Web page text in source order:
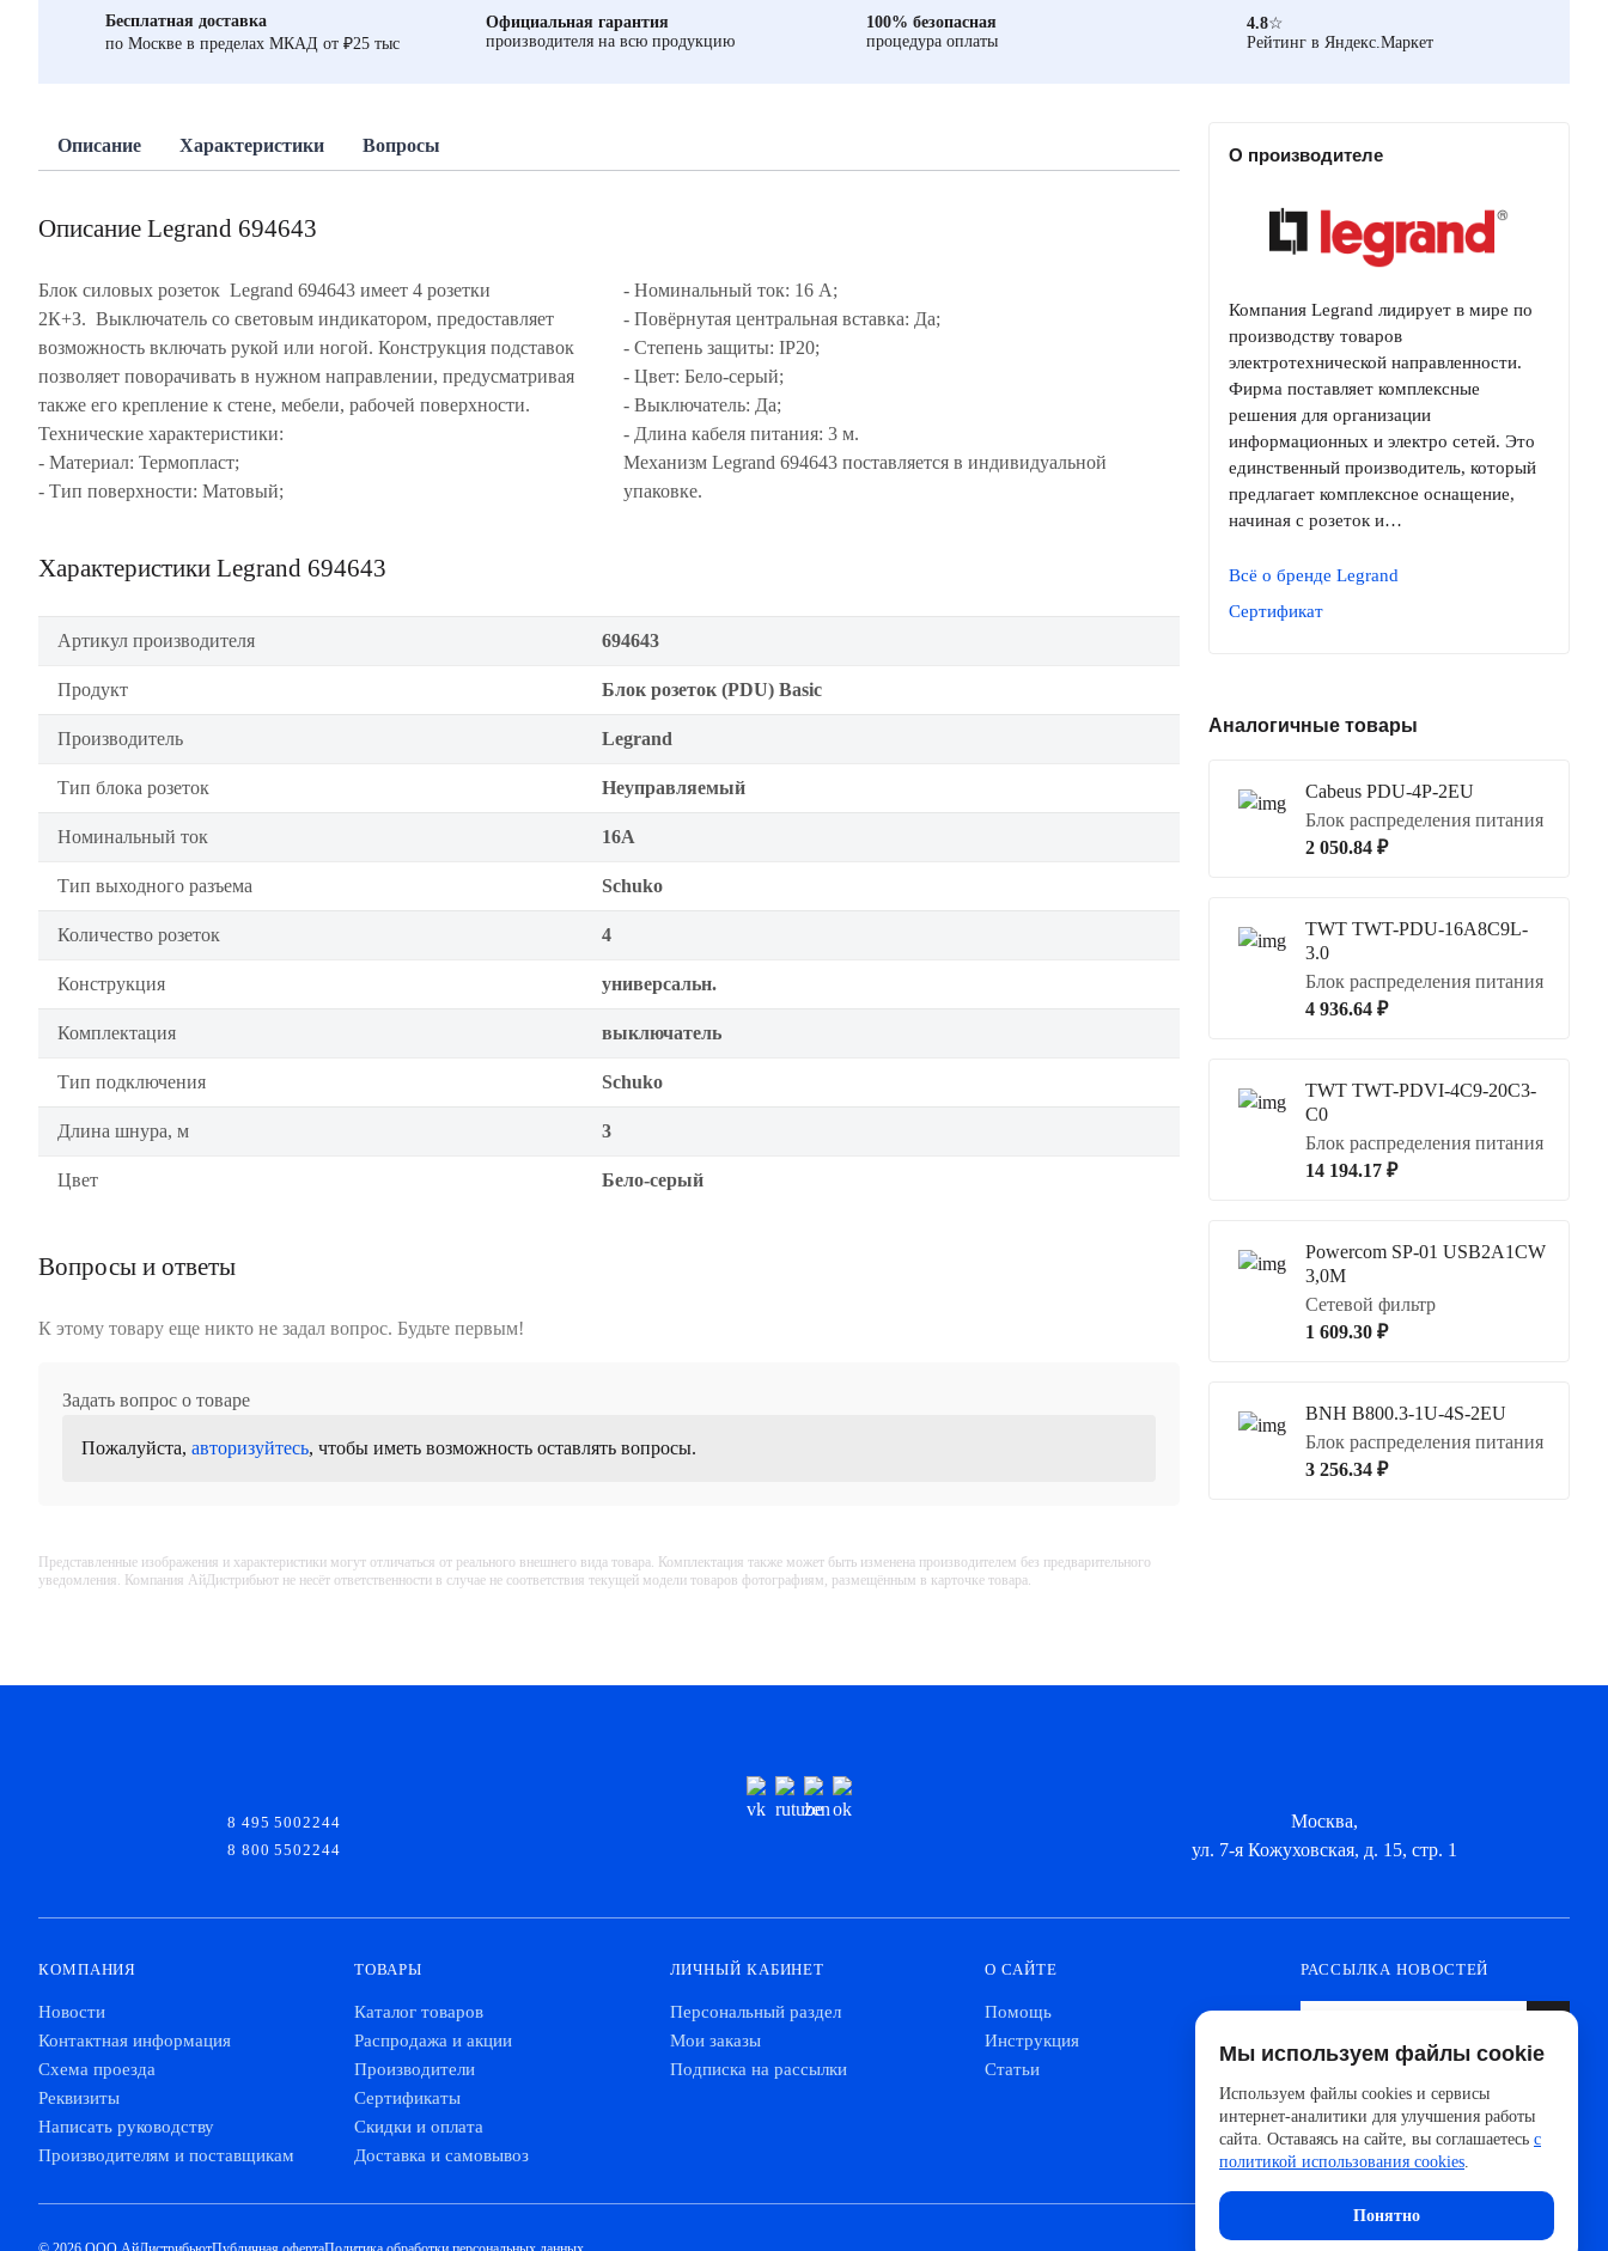
Бесплатная доставка
по Москве в пределах МКАД от ₽25 тыс
Официальная гарантия
производителя на всю продукцию
100% безопасная
процедура оплаты
4.8☆
Рейтинг в Яндекс.Маркет
Описание Характеристики Вопросы
Описание Legrand 694643
Блок силовых розеток Legrand 694643 имеет 4 розетки
2К+З. Выключатель со световым индикатором, предоставляет
возможность включать рукой или ногой. Конструкция подставок
позволяет поворачивать в нужном направлении, предусматривая
также его крепление к стене, мебели, рабочей поверхности.
Технические характеристики:
- Материал: Термопласт;
- Тип поверхности: Матовый;
- Номинальный ток: 16 А;
- Повёрнутая центральная вставка: Да;
- Степень защиты: IP20;
- Цвет: Бело-серый;
- Выключатель: Да;
- Длина кабеля питания: 3 м.
Механизм Legrand 694643 поставляется в индивидуальной
упаковке.
Характеристики Legrand 694643
Артикул производителя 694643
Продукт Блок розеток (PDU) Basic
Производитель Legrand
Тип блока розеток Неуправляемый
Номинальный ток 16А
Тип выходного разъема Schuko
Количество розеток 4
Конструкция универсальн.
Комплектация выключатель
Тип подключения Schuko
Длина шнура, м 3
Цвет Бело-серый
Вопросы и ответы
К этому товару еще никто не задал вопрос. Будьте первым!
Задать вопрос о товаре
Пожалуйста, авторизуйтесь, чтобы иметь возможность оставлять вопросы.
Представленные изображения и характеристики могут отличаться от реального внешнего вида товара. Комплектация также может быть изменена производителем без предварительного
уведомления. Компания АйДистрибьют не несёт ответственности в случае не соответствия текущей модели товаров фотографиям, размещённым в карточке товара.
О производителе
Компания Legrand лидирует в мире по
производству товаров
электротехнической направленности.
Фирма поставляет комплексные
решения для организации
информационных и электро сетей. Это
единственный производитель, который
предлагает комплексное оснащение,
начиная с розеток и…
Всё о бренде Legrand
Сертификат
Аналогичные товары
Cabeus PDU-4P-2EU
Блок распределения питания
2 050.84 ₽
TWT TWT-PDU-16A8C9L-
3.0
Блок распределения питания
4 936.64 ₽
TWT TWT-PDVI-4C9-20C3-
C0
Блок распределения питания
14 194.17 ₽
Powercom SP-01 USB2A1CW
3,0М
Сетевой фильтр
1 609.30 ₽
BNH B800.3-1U-4S-2EU
Блок распределения питания
3 256.34 ₽
8 495 5002244
8 800 5502244
Москва,
ул. 7-я Кожуховская, д. 15, стр. 1
КОМПАНИЯ
Новости
Контактная информация
Схема проезда
Реквизиты
Написать руководству
Производителям и поставщикам
ТОВАРЫ
Каталог товаров
Распродажа и акции
Производители
Сертификаты
Скидки и оплата
Доставка и самовывоз
ЛИЧНЫЙ КАБИНЕТ
Персональный раздел
Мои заказы
Подписка на рассылки
О САЙТЕ
Помощь
Инструкция
Статьи
РАССЫЛКА НОВОСТЕЙ
новинок от ведущих производителей и
новостей АйДистрибьют
Мы используем файлы cookie
Используем файлы cookies и сервисы
интернет-аналитики для улучшения работы
сайта. Оставаясь на сайте, вы соглашаетесь с
политикой использования cookies.
Понятно